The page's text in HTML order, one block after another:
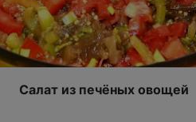
Салат из печёных овощей